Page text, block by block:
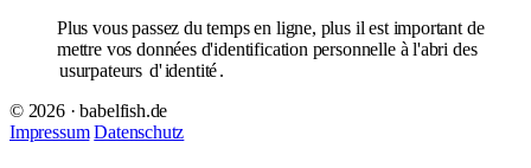
Plus vous passez du temps en ligne, plus il est important de
mettre vos données d'identification personnelle à l'abri des
usurpateurs d'identité.
© 2026 · babelfish.de
Impressum Datenschutz